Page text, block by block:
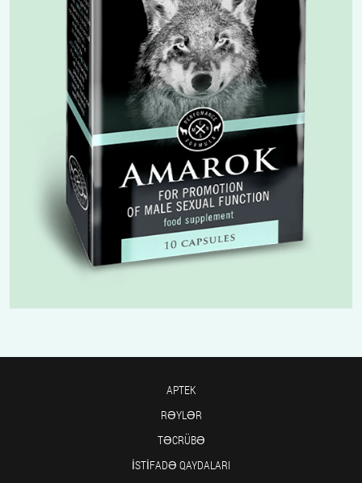
APTEK
RƏYLƏR
TƏCRÜBƏ
İSTIFADƏ QAYDALARI